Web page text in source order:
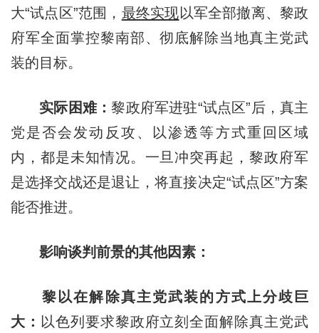
大“试点区”范围， 最终实现以军全部撤离、黎政
府军全面掌控黎南部、彻底解除当地真主党武
装的目标。
实际困难：黎政府军进驻“试点区”后，真主
党是否会发动反攻、以渗透等方式重回区域
内，都是未知情况。一旦冲突再起，黎政府军
是选择交战还是退让，将直接决定“试点区”方案
能否推进。
影响谈判前景的其他因素：
黎以在解除真主党武装的方式上分歧巨
大： 以色列要求黎政府立刻全面解除真主党武